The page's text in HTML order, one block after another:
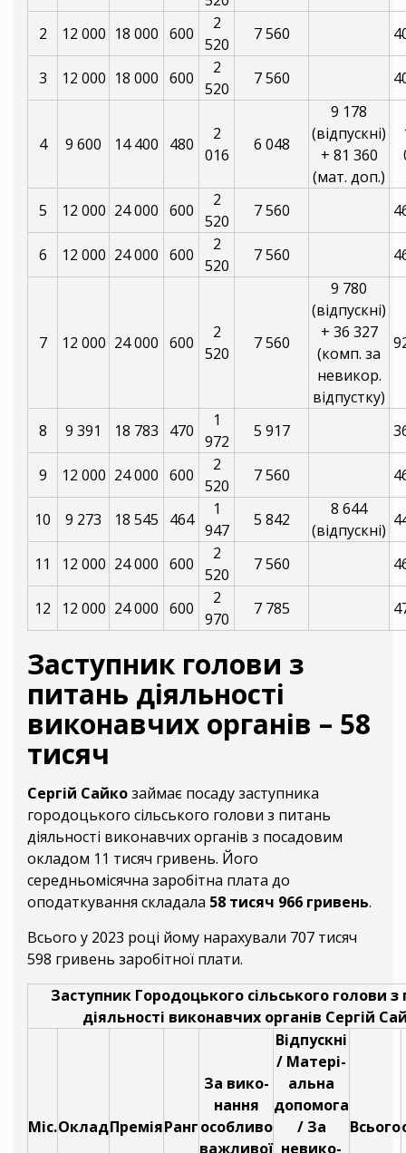
2 12 000 18 000 600
2
520
7 560
3 12 000 18 000 600
2
520
7 560
4 9 600 14 400 480
2
016
6 048
9 178
(відпускні)
+ 81 360
(мат. доп.)
5 12 000 24 000 600
2
520
7 560
6 12 000 24 000 600
2
520
7 560
7 12 000 24 000 600
2
520
7 560
9 780
(відпускні)
+ 36 327
(комп. за
невикор.
відпустку)
8 9 391 18 783 470
1
972
5 917
9 12 000 24 000 600
2
520
7 560
10 9 273 18 545 464
1
947
5 842
8 644
(відпускні)
11 12 000 24 000 600
2
520
7 560
12 12 000 24 000 600
2
970
7 785
Заступник голови з
питань діяльності
виконавчих органів – 58
тисяч
Сергій Сайкозаймає посаду заступника
городоцького сільського голови з питань
діяльності виконавчих органів з посадовим
окладом 11 тисяч гривень. Його
середньомісячна заробітна плата до
оподаткування складала 58 тисяч 966 гривень.
Всього у 2023 році йому нарахували 707 тисяч
598 гривень заробітної плати.
Заступник Городоцького сільського голови з
діяльності виконавчих органів Сергій
Міс.ОкладПреміяРанг
За вико-
нання
особливо
важливої
Відпускні
/ Матері-
альна
допомога
/ За
невико-
Всього